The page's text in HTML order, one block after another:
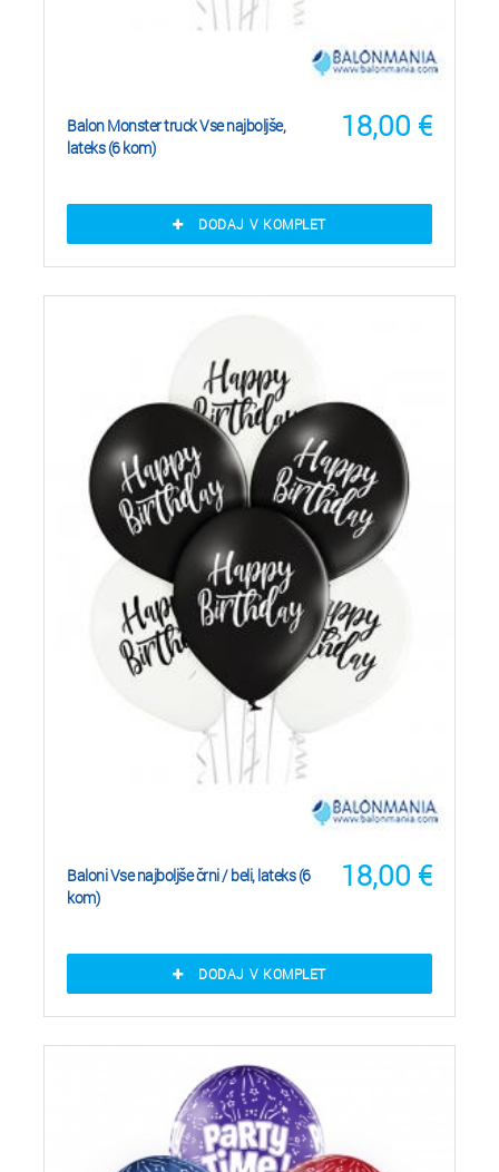
18,00 €
Balon Monster truck Vse najboljše,
lateks (6 kom)
DODAJ V KOMPLET
18,00 €
Baloni Vse najboljše črni / beli, lateks (6
kom)
DODAJ V KOMPLET